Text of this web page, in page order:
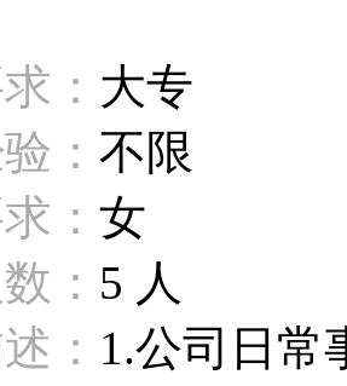
： 大专
： 不限
： 女
： 5 人
： 1.公司日常